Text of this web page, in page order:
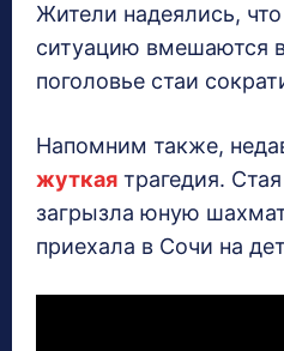
Жители надеялись,
ситуацию вмешаются
поголовье стаи
Напомним также,
жуткая трагедия.
загрызла юную
приехала в Сочи на